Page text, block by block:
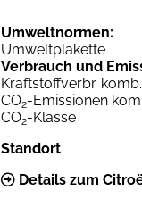
Umweltnormen:
Umweltplakette
Verbrauch und
Kraftstoffverbr. komb.
CO2-Emissionen
CO2-Klasse
Standort
Details zum